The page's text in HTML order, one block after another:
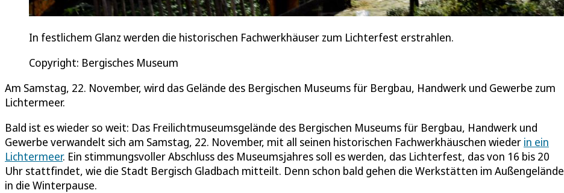
In festlichem Glanz werden die historischen Fachwerkhäuser zum Lichterfest erstrahlen.
Copyright: Bergisches Museum
Am Samstag, 22. November, wird das Gelände des Bergischen Museums für Bergbau, Handwerk und Gewerbe zum
Lichtermeer.
Bald ist es wieder so weit: Das Freilichtmuseumsgelände des Bergischen Museums für Bergbau, Handwerk und
Gewerbe verwandelt sich am Samstag, 22. November, mit all seinen historischen Fachwerkhäuschen wieder in ein
Lichtermeer. Ein stimmungsvoller Abschluss des Museumsjahres soll es werden, das Lichterfest, das von 16 bis 20
Uhr stattfindet, wie die Stadt Bergisch Gladbach mitteilt. Denn schon bald gehen die Werkstätten im Außengelände
in die Winterpause.